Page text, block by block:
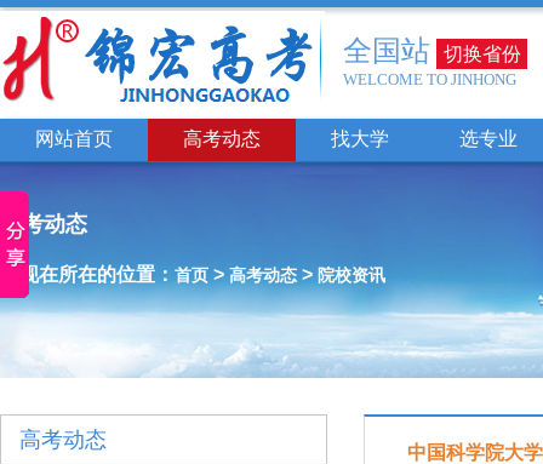
全国站 切换省份
WELCOME TO JINHONG
网站首页 高考动态 找大学 选专业
高考动态
您现在所在的位置： 首页 > 高考动态 > 院校资讯
高考动态
中国科学院大